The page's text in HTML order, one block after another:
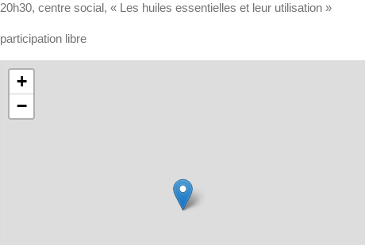
20h30, centre social, « Les huiles essentielles et leur utilisation »
participation libre
+
−